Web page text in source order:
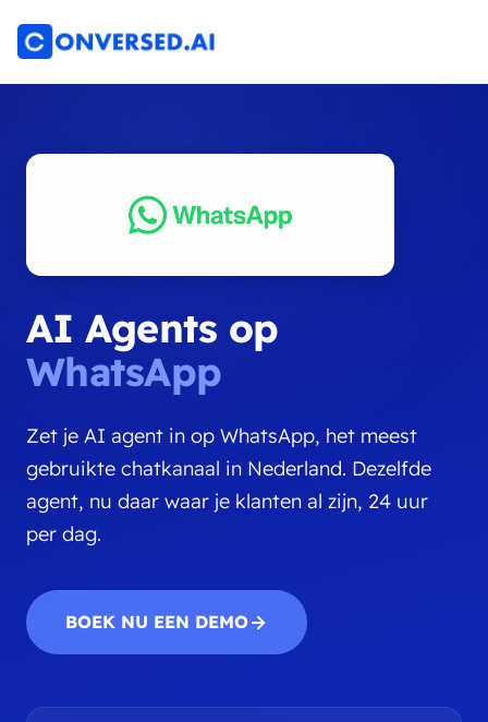
AI Agents op
WhatsApp
Zet je AI agent in op WhatsApp, het meest
gebruikte chatkanaal in Nederland. Dezelfde
agent, nu daar waar je klanten al zijn, 24 uur
per dag.
BOEK NU EEN DEMO